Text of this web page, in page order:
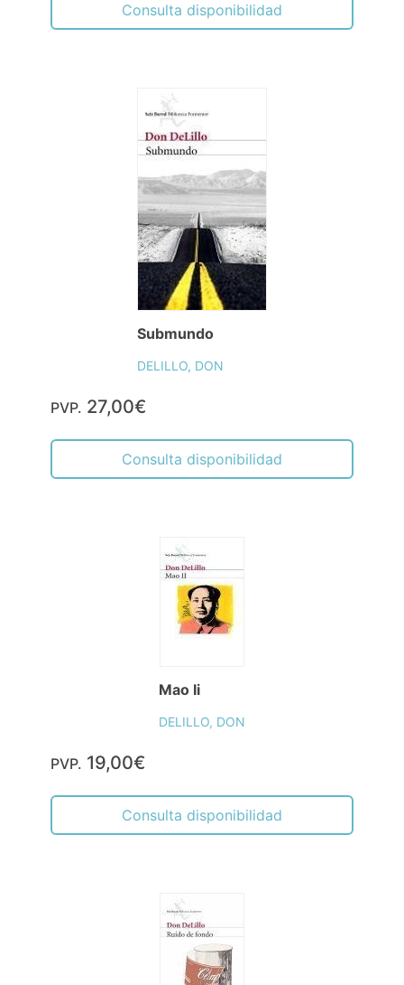
Consulta disponibilidad
Submundo
DELILLO, DON
PVP. 27,00€
Consulta disponibilidad
Mao Ii
DELILLO, DON
PVP. 19,00€
Consulta disponibilidad